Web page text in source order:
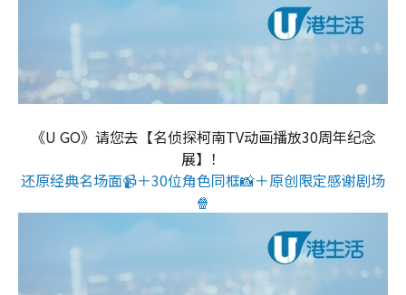
《U GO》请您去【名侦探柯南TV动画播放30周年纪念
展】！
还原经典名场面📹＋30位角色同框📸＋原创限定感谢剧场
🍿